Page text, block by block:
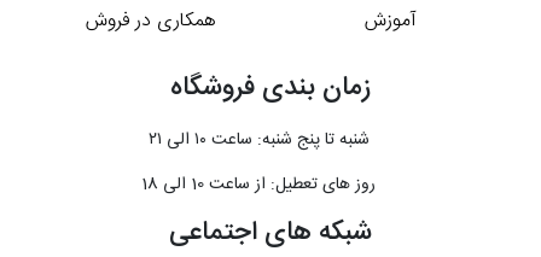
آموزش
همکاری در فروش
زمان بندی فروشگاه
شنبه تا پنج شنبه: ساعت ۱۰ الی ۲۱
روز های تعطیل: از ساعت 10 الی 18
شبکه های اجتماعی